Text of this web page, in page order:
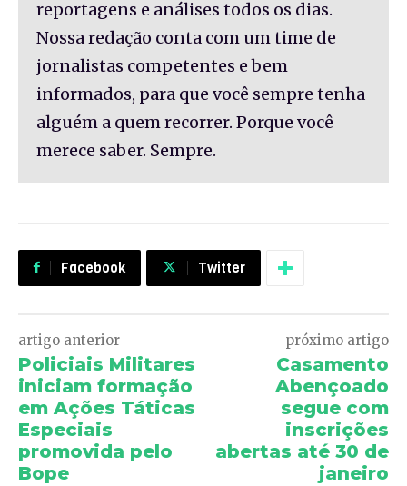
reportagens e análises todos os dias.
Nossa redação conta com um time de
jornalistas competentes e bem
informados, para que você sempre tenha
alguém a quem recorrer. Porque você
merece saber. Sempre.
Facebook Twitter
artigo anterior
Policiais Militares
iniciam formação
em Ações Táticas
Especiais
promovida pelo
Bope
próximo artigo
Casamento
Abençoado
segue com
inscrições
abertas até 30 de
janeiro